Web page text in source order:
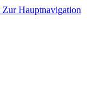
Zur Hauptnavigation